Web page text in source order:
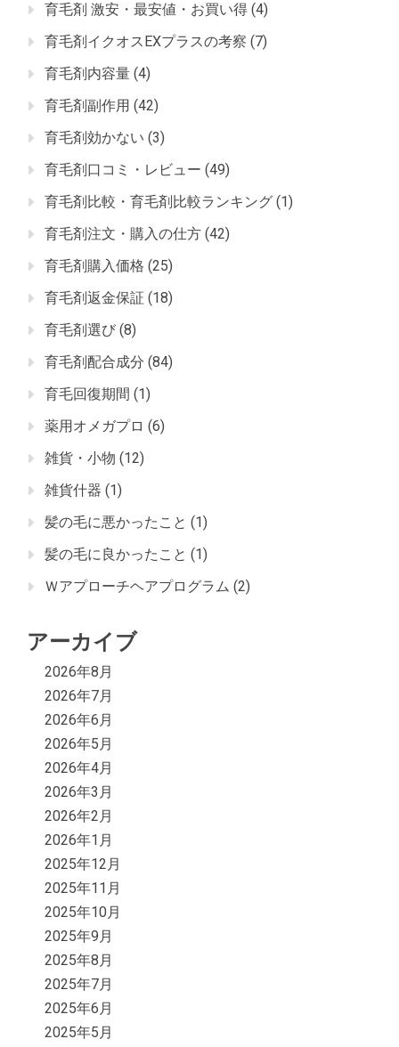
育毛剤 激安・最安値・お買い得 (4)
育毛剤イクオスEXプラスの考察 (7)
育毛剤内容量 (4)
育毛剤副作用 (42)
育毛剤効かない (3)
育毛剤口コミ・レビュー (49)
育毛剤比較・育毛剤比較ランキング (1)
育毛剤注文・購入の仕方 (42)
育毛剤購入価格 (25)
育毛剤返金保証 (18)
育毛剤選び (8)
育毛剤配合成分 (84)
育毛回復期間 (1)
薬用オメガプロ (6)
雑貨・小物 (12)
雑貨什器 (1)
髪の毛に悪かったこと (1)
髪の毛に良かったこと (1)
Ｗアプローチヘアプログラム (2)
アーカイブ
2026年8月
2026年7月
2026年6月
2026年5月
2026年4月
2026年3月
2026年2月
2026年1月
2025年12月
2025年11月
2025年10月
2025年9月
2025年8月
2025年7月
2025年6月
2025年5月